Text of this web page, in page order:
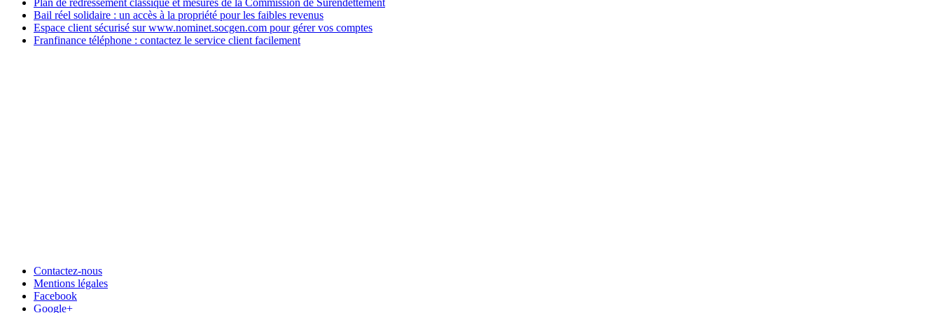
Plan de redressement classique et mesures de la Commission de Surendettement
Bail réel solidaire : un accès à la propriété pour les faibles revenus
Espace client sécurisé sur www.nominet.socgen.com pour gérer vos comptes
Franfinance téléphone : contactez le service client facilement
Contactez-nous
Mentions légales
Facebook
Google+